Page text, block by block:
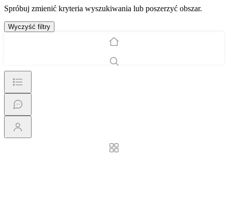
Spróbuj zmienić kryteria wyszukiwania lub poszerzyć obszar.
Wyczyść filtry